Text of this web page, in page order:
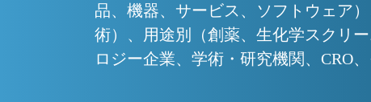
品、機器、サービス、ソフトウェア
術）、用途別（創薬、生化学スクリ
ロジー企業、学術・研究機関、CRO